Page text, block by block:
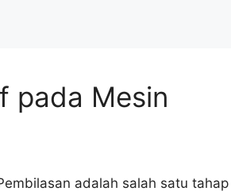
pada Mesin
adalah salah satu tahap